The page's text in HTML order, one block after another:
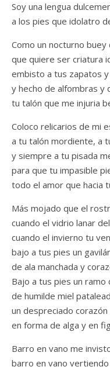
Soy una lengua
a los pies que idolatro
Como un nocturno
que quiere ser criatura
embisto a tus zapatos
y hecho de alfombras y
tu talón que me injuria
Coloco relicarios de mi
a tu talón mordiente, a
y siempre a tu pisada
para que tu impasible
todo el amor que hacia
Más mojado que el
cuando el vidrio lanar
cuando el invierno tu
bajo a tus pies un
de ala manchada y
Bajo a tus pies un
de humilde miel
un despreciado corazón
en forma de alga y en
Barro en vano me
barro en vano